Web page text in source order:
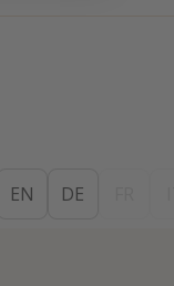
EN DE